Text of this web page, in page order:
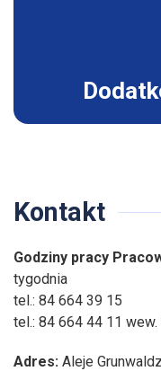
Kontakt
Godziny pracy
tygodnia
tel.: 84 664 39 15
tel.: 84 664 44 11 wew.
Adres: Aleje